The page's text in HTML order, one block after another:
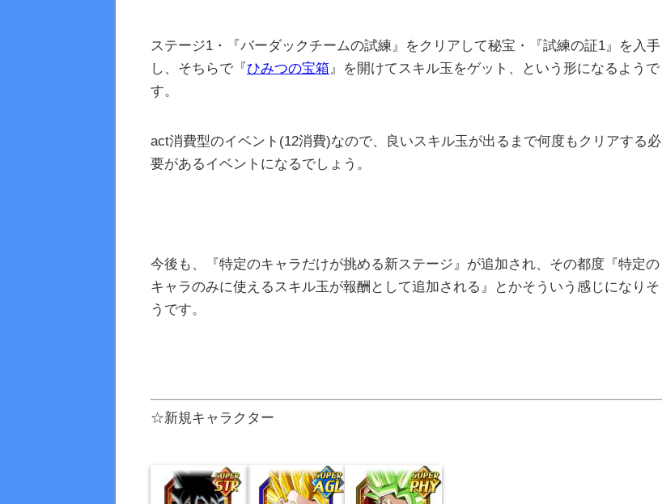
ステージ1・『バーダックチームの試練』をクリアして秘宝・『試練の証1』を入手
し、そちらで『ひみつの宝箱 』を開けてスキル玉をゲット、という形になるようで
す。
act消費型のイベント(12消費)なので、良いスキル玉が出るまで何度もクリアする必
要があるイベントになるでしょう。
今後も、『特定のキャラだけが挑める新ステージ』が追加され、その都度『特定の
キャラのみに使えるスキル玉が報酬として追加される』とかそういう感じになりそ
うです。
☆新規キャラクター